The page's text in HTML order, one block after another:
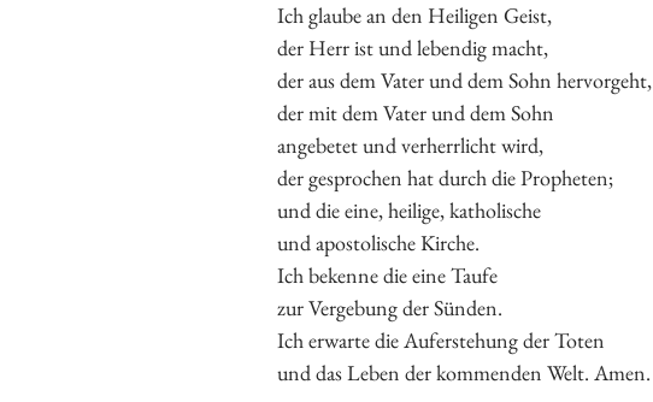
Ich glaube an den Heiligen Geist,
der Herr ist und lebendig macht,
der aus dem Vater und dem Sohn hervorgeht,
der mit dem Vater und dem Sohn
angebetet und verherrlicht wird,
der gesprochen hat durch die Propheten;
und die eine, heilige, katholische
und apostolische Kirche.
Ich bekenne die eine Taufe
zur Vergebung der Sünden.
Ich erwarte die Auferstehung der Toten
und das Leben der kommenden Welt. Amen.